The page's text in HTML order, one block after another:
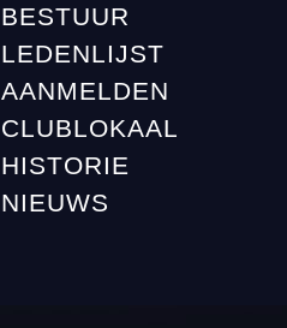
BESTUUR
LEDENLIJST
AANMELDEN
CLUBLOKAAL
HISTORIE
NIEUWS